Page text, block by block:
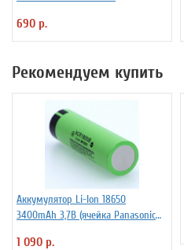
690 р.
Рекомендуем купить
Аккумулятор Li-Ion 18650
3400mAh 3,7В (ячейка Panasonic
1 090 р.